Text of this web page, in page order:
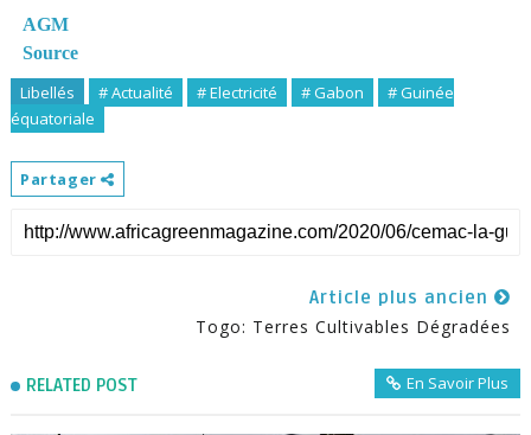
AGM
Source
Libellés # Actualité # Electricité # Gabon
# Guinée
équatoriale
Partager
Article plus ancien
Togo: Terres Cultivables Dégradées
RELATED POST En Savoir Plus